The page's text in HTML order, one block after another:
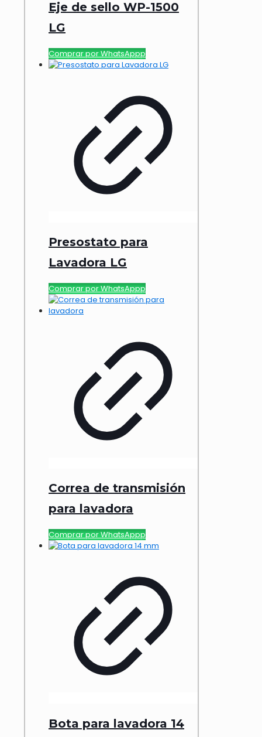
Eje de sello WP-1500
LG
Comprar por WhatsAppp
Presostato para
Lavadora LG
Comprar por WhatsAppp
Correa de transmisión
para lavadora
Comprar por WhatsAppp
Bota para lavadora 14